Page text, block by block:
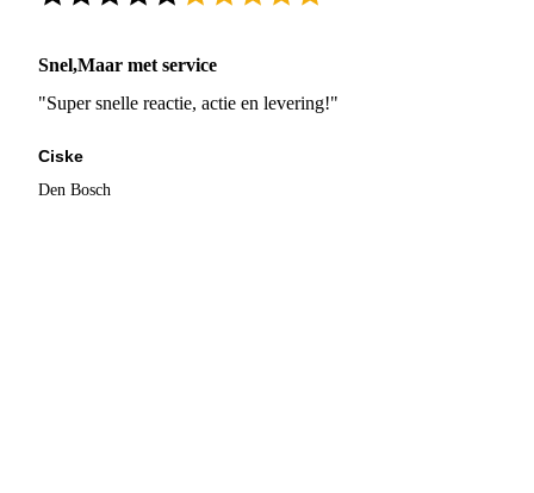
Snel,Maar met service
"Super snelle reactie, actie en levering!"
Ciske
Den Bosch